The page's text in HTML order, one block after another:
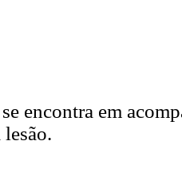
encontra em